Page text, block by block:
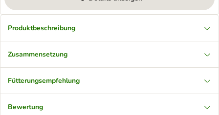
Produktbeschreibung
Zusammensetzung
Fütterungsempfehlung
Bewertung